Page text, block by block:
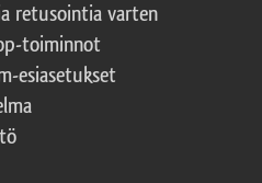
retusointia varten
toiminnot
esiasetukset